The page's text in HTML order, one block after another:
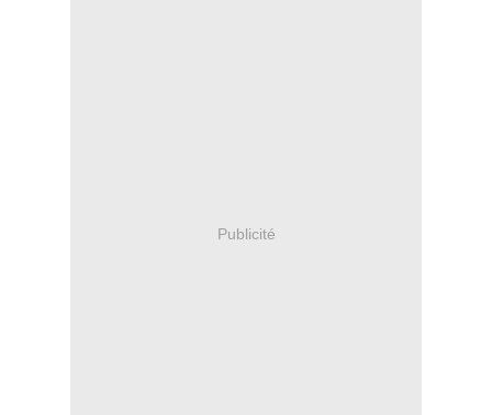
Publicité